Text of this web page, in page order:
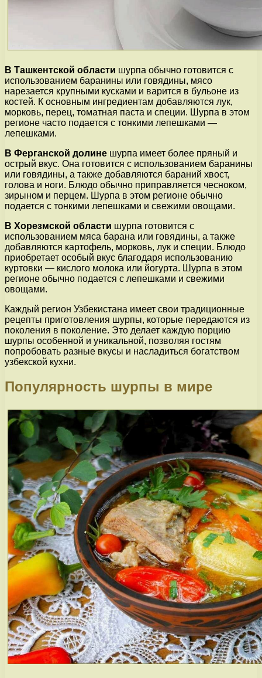
В Ташкентской области шурпа обычно готовится с
использованием баранины или говядины, мясо
нарезается крупными кусками и варится в бульоне из
костей. К основным ингредиентам добавляются лук,
морковь, перец, томатная паста и специи. Шурпа в этом
регионе часто подается с тонкими лепешками —
лепешками.
В Ферганской долине шурпа имеет более пряный и
острый вкус. Она готовится с использованием баранины
или говядины, а также добавляются бараний хвост,
голова и ноги. Блюдо обычно приправляется чесноком,
зирыном и перцем. Шурпа в этом регионе обычно
подается с тонкими лепешками и свежими овощами.
В Хорезмской области шурпа готовится с
использованием мяса барана или говядины, а также
добавляются картофель, морковь, лук и специи. Блюдо
приобретает особый вкус благодаря использованию
куртовки — кислого молока или йогурта. Шурпа в этом
регионе обычно подается с лепешками и свежими
овощами.
Каждый регион Узбекистана имеет свои традиционные
рецепты приготовления шурпы, которые передаются из
поколения в поколение. Это делает каждую порцию
шурпы особенной и уникальной, позволяя гостям
попробовать разные вкусы и насладиться богатством
узбекской кухни.
Популярность шурпы в мире